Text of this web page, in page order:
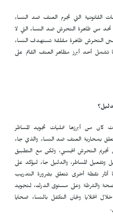
القانونية التي تجرم العنف ضد النساء
تحد من ظاهرة التحرش ضد النساء التي لا
التحرش ظاهرة مقلقة تستهدف النساء
تشمل أحد أبرز مظاهر العنف القائم على
من أبرزها عمليات تجويد المساطر
على مستوى قانون 103.13 المتعلق بمحاربة العنف ضد النساء والذي جاء
تجريم التحرش الجنسي، ولكن مع التطبيق
المساطر، والدليل جاء ليؤكد على
أثار نقطة أخرى تتعلق بضرورة التدريب
والشرطة وعلى مستوى الدرك، لتجويد
الخلايا ولجان التكفل بالنساء ضحايا